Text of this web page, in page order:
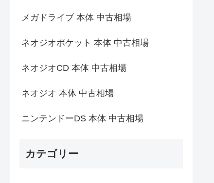
メガドライブ 本体 中古相場
ネオジオポケット 本体 中古相場
ネオジオCD 本体 中古相場
ネオジオ 本体 中古相場
ニンテンドーDS 本体 中古相場
カテゴリー